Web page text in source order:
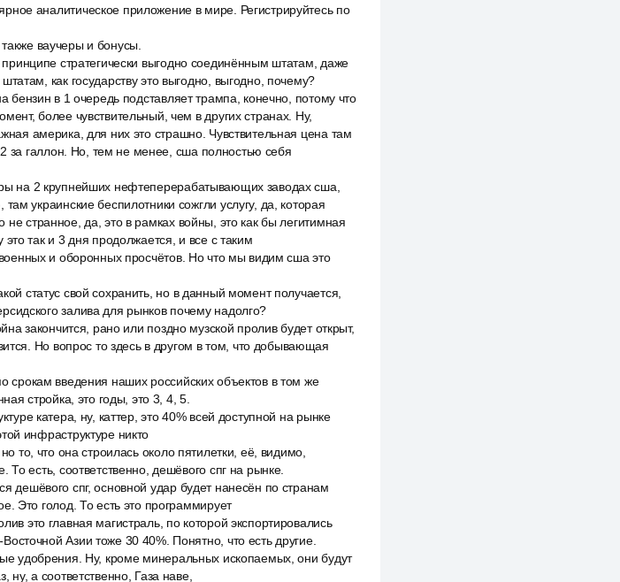
аналитическое приложение в мире. Регистрируйтесь по
ваучеры и бонусы.
стратегически выгодно соединённым штатам, даже
как государству это выгодно, выгодно, почему?
бензин в 1 очередь подставляет трампа, конечно, потому что
более чувствительный, чем в других странах. Ну,
америка, для них это страшно. Чувствительная цена там
за галлон. Но, тем не менее, сша полностью себя
на 2 крупнейших нефтеперерабатывающих заводах сша,
украинские беспилотники сожгли услугу, да, которая
странное, да, это в рамках войны, это как бы легитимная
так и 3 дня продолжается, и все с таким
и оборонных просчётов. Но что мы видим сша это
статус свой сохранить, но в данный момент получается,
залива для рынков почему надолго?
закончится, рано или поздно музской пролив будет открыт,
Но вопрос то здесь в другом в том, что добывающая
введения наших российских объектов в том же
стройка, это годы, это 3, 4, 5.
катера, ну, каттер, это 40% всей доступной на рынке
инфраструктуре никто
то, что она строилась около пятилетки, её, видимо,
То есть, соответственно, дешёвого спг на рынке.
дешёвого спг, основной удар будет нанесён по странам
Это голод. То есть это программирует
это главная магистраль, по которой экспортировались
Азии тоже 30 40%. Понятно, что есть другие.
удобрения. Ну, кроме минеральных ископаемых, они будут
а соответственно, Газа наве,